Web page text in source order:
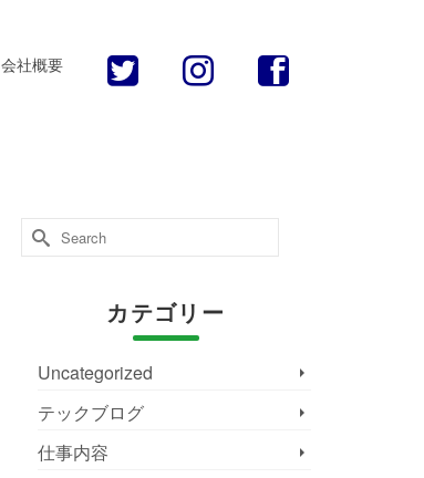
会社概要
Search
for:
カテゴリー
Uncategorized
テックブログ
仕事内容